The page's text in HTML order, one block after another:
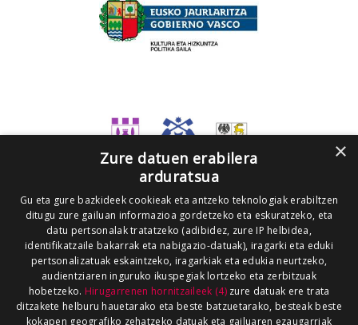
×
Zure datuen erabilera
arduratsua
Gu eta gure bazkideek cookieak eta antzeko teknologiak erabiltzen
ditugu zure gailuan informazioa gordetzeko eta eskuratzeko, eta
datu pertsonalak tratatzeko (adibidez, zure IP helbidea,
identifikatzaile bakarrak eta nabigazio-datuak), iragarki eta eduki
pertsonalizatuak eskaintzeko, iragarkiak eta edukia neurtzeko,
audientziaren inguruko ikuspegiak lortzeko eta zerbitzuak
hobetzeko. Hirugarrenen hornitzaileek (4)zure datuak ere trata
ditzakete helburu hauetarako eta beste batzuetarako, besteak beste
kokapen geografiko zehatzeko datuak eta gailuaren ezaugarriak